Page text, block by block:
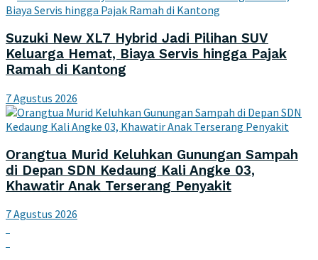
Suzuki New XL7 Hybrid Jadi Pilihan SUV
Keluarga Hemat, Biaya Servis hingga Pajak
Ramah di Kantong
7 Agustus 2026
Orangtua Murid Keluhkan Gunungan Sampah
di Depan SDN Kedaung Kali Angke 03,
Khawatir Anak Terserang Penyakit
7 Agustus 2026